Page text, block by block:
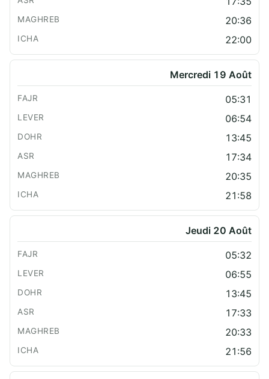
20:36
22:00
Mercredi 19 Août
05:31
06:54
13:45
17:34
20:35
21:58
Jeudi 20 Août
05:32
06:55
13:45
17:33
20:33
21:56